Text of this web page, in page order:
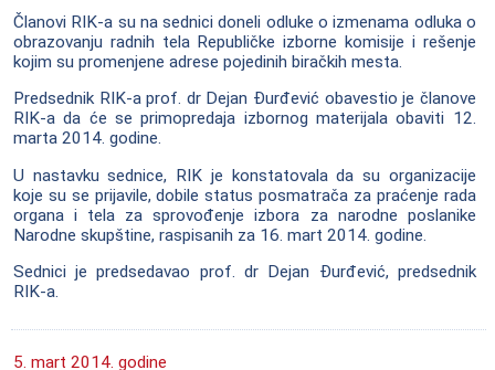
Članovi RIK-a su na sednici doneli odluke o izmenama odluka o
obrazovanju radnih tela Republičke izborne komisije i rešenje
kojim su promenjene adrese pojedinih biračkih mesta.
Predsednik RIK-a prof. dr Dejan Đurđević obavestio je članove
RIK-a da će se primopredaja izbornog materijala obaviti 12.
marta 2014. godine.
U nastavku sednice, RIK je konstatovala da su organizacije
koje su se prijavile, dobile status posmatrača za praćenje rada
organa i tela za sprovođenje izbora za narodne poslanike
Narodne skupštine, raspisanih za 16. mart 2014. godine.
Sednici je predsedavao prof. dr Dejan Đurđević, predsednik
RIK-a.
5. mart 2014. godine